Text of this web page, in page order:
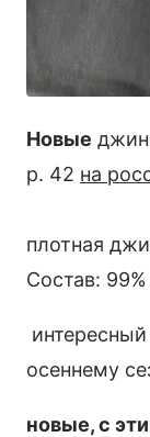
Новые
р. 42 на
плотная
Состав:
осеннему
новые, с